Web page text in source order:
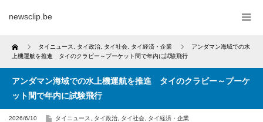
newsclip.be
Home タイニュース タイ政治 タイ社会 タイ経済・企業
アンダマン海域での水
上機運航を推進 タイのクラビー～プーケット間で年内に試験飛行
アンダマン海域での水上機運航を推進 タイのクラビー～プーケ
ット間で年内に試験飛行
2026/6/10 タイニュース タイ政治 タイ社会 タイ経済・企業